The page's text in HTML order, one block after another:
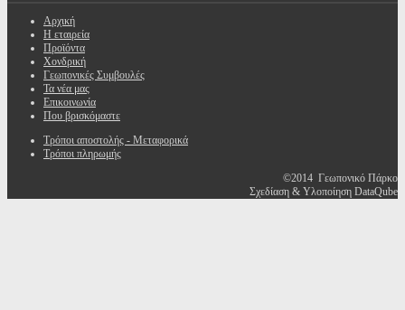
Αρχική
Η εταιρεία
Προϊόντα
Χονδρική
Γεωπονικές Συμβουλές
Τα νέα μας
Επικοινωνία
Που βρισκόμαστε
Τρόποι αποστολής - Μεταφορικά
Τρόποι πληρωμής
©2014 Γεωπονικό Πάρκο
Σχεδίαση & Υλοποίηση DataQube